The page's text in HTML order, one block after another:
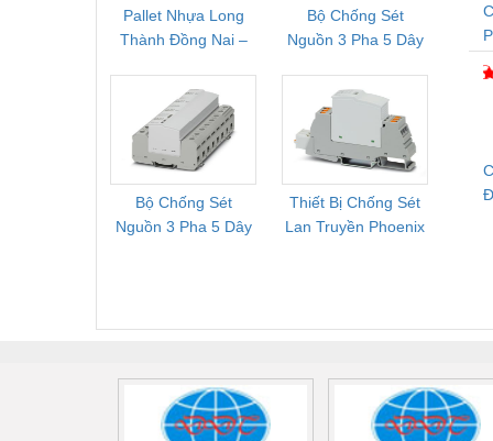
Pallet Nhựa Long
Thành Đồng Nai –
Mới, Pallet Cũ Giá
Tốt
Bộ Chống Sét
Nguồn 3 Pha 5 Dây
FLT-SEC-P-T1-3S-
264/50-FM -
2909589
Bộ Chống Sét
Nguồn 3 Pha 5 Dây
Thiết Bị Chống Sét
Lan Truyền Phoenix
Rơ
Bộ